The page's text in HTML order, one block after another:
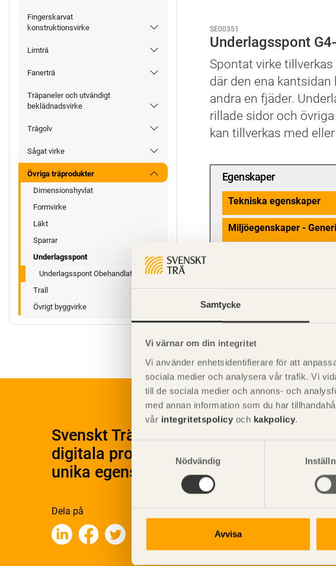
Samtycke
Vi värnar om din integritet
Vi använder enhetsidentifierare för att
sociala medier och analysera vår trafik. Vi
till de sociala medier och annons- och
med annan information som du har
vår integritetspolicy och kakpolicy.
Nödvändig
Avvisa
Fingerskarvat
konstruktionsvirke
Limträ
Fanerträ
Träpaneler och utvändigt
beklädnadsvirke
Trägolv
Sågat virke
Övriga träprodukter
Dimensionshyvlat
Formvirke
Läkt
Sparrar
Underlagsspont
Underlagsspont Obehandlat
Trall
Övrigt byggvirke
SE00351
Underlagsspont
Spontat virke
där den ena kantsidan
andra en fjäder.
rillade sidor och
kan tillverkas med
Egenskaper
Tekniska egenskaper
Miljöegenskaper -
Svenskt Träs Produktkatalog är svensk
digitala produktkatalog för att beskriva
unika egenskaper.
Dela på